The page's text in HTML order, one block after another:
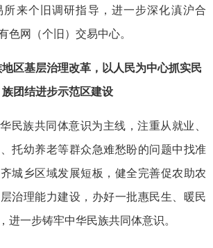
来个旧调研指导，进一步深化滇沪合
色网（个旧）交易中心。
区基层治理改革，以人民为中心抓实民
族团结进步示范区建设
民族共同体意识为主线，注重从就业、
托幼养老等群众急难愁盼的问题中找准
城乡区域发展短板，健全完善促农助农
治理能力建设，办好一批惠民生、暖民
进一步铸牢中华民族共同体意识。